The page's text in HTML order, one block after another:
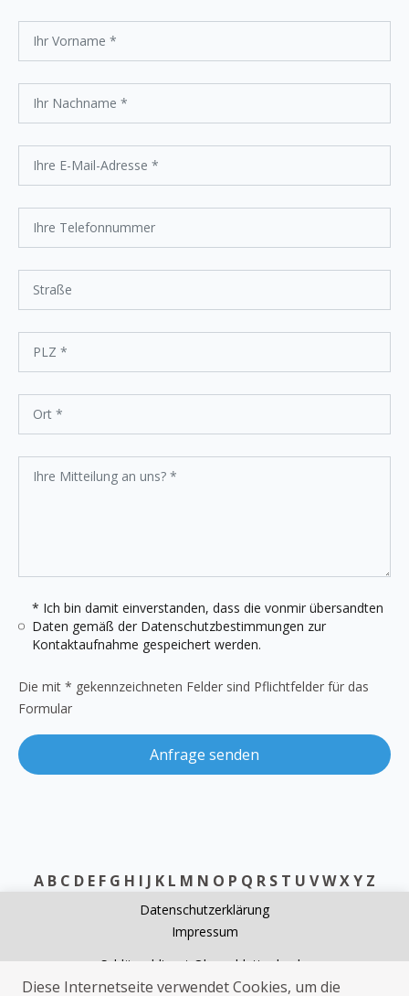
* Ich bin damit einverstanden, dass die vonmir übersandten
Daten gemäß der Datenschutzbestimmungen zur
Kontaktaufnahme gespeichert werden.
Die mit * gekennzeichneten Felder sind Pflichtfelder für das
Formular
Anfrage senden
A B C D E F G H I J K L M N O P Q R S T U VWXY Z
Datenschutzerklärung
Impressum
Schlüsseldienst Oberschlettenbach
Rohrreinigung Oberschlettenbach
Diese Internetseite verwendet Cookies, um die